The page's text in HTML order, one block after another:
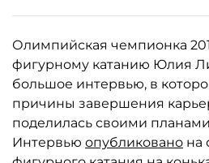
Олимпийская чемпионка
фигурному катанию Юлия
большое интервью, в
причины завершения
поделилась своими
Интервью опубликовано на